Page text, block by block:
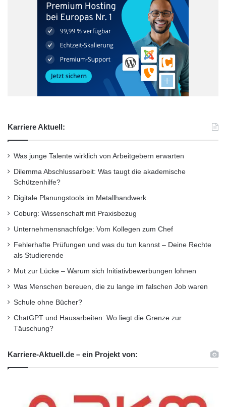
Karriere Aktuell:
Was junge Talente wirklich von Arbeitgebern erwarten
Dilemma Abschlussarbeit: Was taugt die akademische
Schützenhilfe?
Digitale Planungstools im Metallhandwerk
Coburg: Wissenschaft mit Praxisbezug
Unternehmensnachfolge: Vom Kollegen zum Chef
Fehlerhafte Prüfungen und was du tun kannst – Deine Rechte
als Studierende
Mut zur Lücke – Warum sich Initiativbewerbungen lohnen
Was Menschen bereuen, die zu lange im falschen Job waren
Schule ohne Bücher?
ChatGPT und Hausarbeiten: Wo liegt die Grenze zur
Täuschung?
Karriere-Aktuell.de – ein Projekt von: